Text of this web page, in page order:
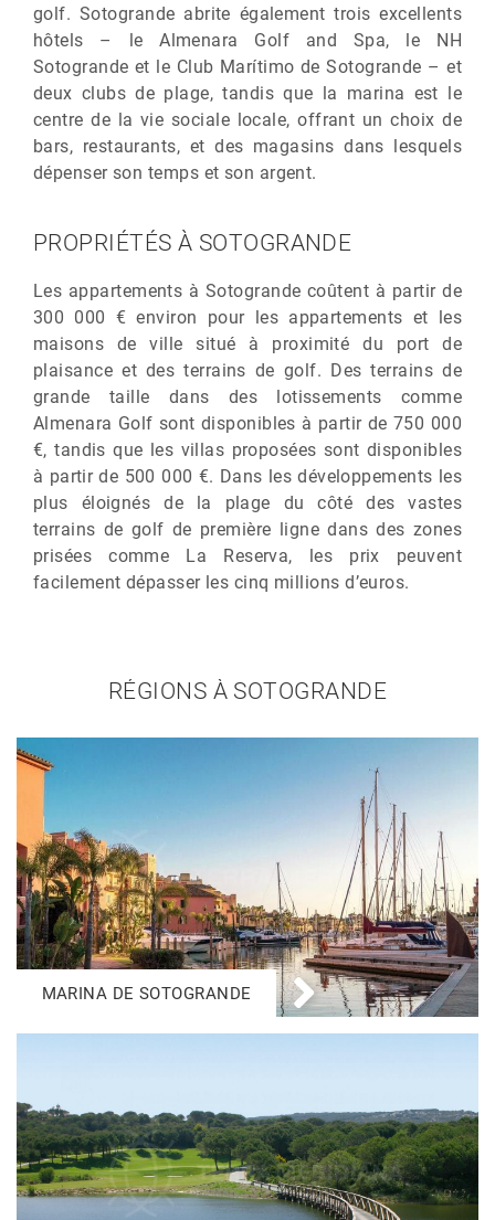
golf. Sotogrande abrite également trois excellents
hôtels – le Almenara Golf and Spa, le NH
Sotogrande et le Club Marítimo de Sotogrande – et
deux clubs de plage, tandis que la marina est le
centre de la vie sociale locale, offrant un choix de
bars, restaurants, et des magasins dans lesquels
dépenser son temps et son argent.
PROPRIÉTÉS À SOTOGRANDE
Les appartements à Sotogrande coûtent à partir de
300 000 € environ pour les appartements et les
maisons de ville situé à proximité du port de
plaisance et des terrains de golf. Des terrains de
grande taille dans des lotissements comme
Almenara Golf sont disponibles à partir de 750 000
€, tandis que les villas proposées sont disponibles
à partir de 500 000 €. Dans les développements les
plus éloignés de la plage du côté des vastes
terrains de golf de première ligne dans des zones
prisées comme La Reserva, les prix peuvent
facilement dépasser les cinq millions d’euros.
RÉGIONS À SOTOGRANDE
MARINA DE SOTOGRANDE